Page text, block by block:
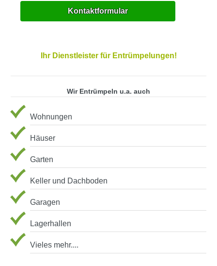
Kontaktformular
Ihr Dienstleister für Entrümpelungen!
Wir Entrümpeln u.a. auch
Wohnungen
Häuser
Garten
Keller und Dachboden
Garagen
Lagerhallen
Vieles mehr....